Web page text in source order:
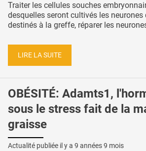
Traiter les cellules souches
desquelles seront cultivés les
destinés à la greffe, réparer les
LIRE LA SUITE
OBÉSITÉ: Adamts1,
sous le stress fait de la
graisse
Actualité publiée il y a 9 années 9 mois